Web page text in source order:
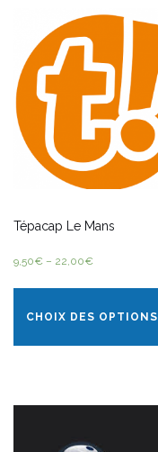
Tépacap Le Mans
9,50€ – 22,00€
CHOIX DES OPTIONS